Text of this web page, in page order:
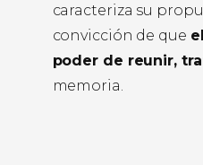
caracteriza su
convicción de que
poder de reunir,
memoria.